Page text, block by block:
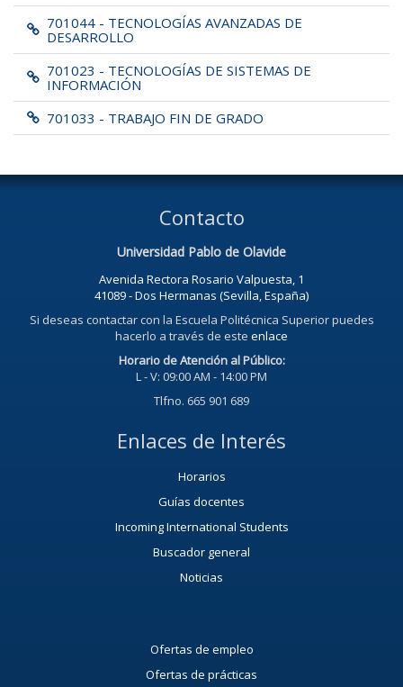
701044 - TECNOLOGÍAS AVANZADAS DE
DESARROLLO
701023 - TECNOLOGÍAS DE SISTEMAS DE
INFORMACIÓN
701033 - TRABAJO FIN DE GRADO
Contacto
Universidad Pablo de Olavide
Avenida Rectora Rosario Valpuesta, 1
41089 - Dos Hermanas (Sevilla, España)
Si deseas contactar con la Escuela Politécnica Superior puedes
hacerlo a través de este enlace
Horario de Atención al Público:
L - V: 09:00 AM - 14:00 PM
Tlfno. 665 901 689
Enlaces de Interés
Horarios
Guías docentes
Incoming International Students
Buscador general
Noticias
Ofertas de empleo
Ofertas de prácticas